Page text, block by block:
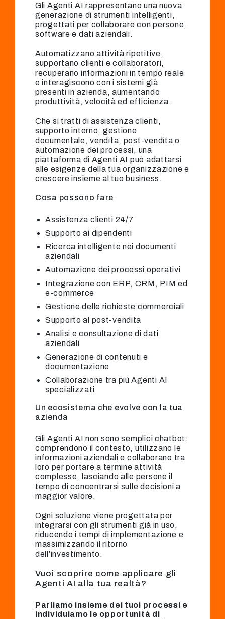
Gli Agenti AI rappresentano una nuova
generazione di strumenti intelligenti,
progettati per collaborare con persone,
software e dati aziendali.
Automatizzano attività ripetitive,
supportano clienti e collaboratori,
recuperano informazioni in tempo reale
e interagiscono con i sistemi già
presenti in azienda, aumentando
produttività, velocità ed efficienza.
Che si tratti di assistenza clienti,
supporto interno, gestione
documentale, vendita, post-vendita o
automazione dei processi, una
piattaforma di Agenti AI può adattarsi
alle esigenze della tua organizzazione e
crescere insieme al tuo business.
Cosa possono fare
Assistenza clienti 24/7
Supporto ai dipendenti
Ricerca intelligente nei documenti
aziendali
Automazione dei processi operativi
Integrazione con ERP, CRM, PIM ed
e-commerce
Gestione delle richieste commerciali
Supporto al post-vendita
Analisi e consultazione di dati
aziendali
Generazione di contenuti e
documentazione
Collaborazione tra più Agenti AI
specializzati
Un ecosistema che evolve con la tua
azienda
Gli Agenti AI non sono semplici chatbot:
comprendono il contesto, utilizzano le
informazioni aziendali e collaborano tra
loro per portare a termine attività
complesse, lasciando alle persone il
tempo di concentrarsi sulle decisioni a
maggior valore.
Ogni soluzione viene progettata per
integrarsi con gli strumenti già in uso,
riducendo i tempi di implementazione e
massimizzando il ritorno
dell’investimento.
Vuoi scoprire come applicare gli
Agenti AI alla tua realtà?
Parliamo insieme dei tuoi processi e
individuiamo le opportunità di